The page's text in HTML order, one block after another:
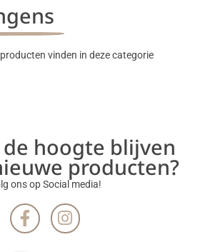
vinden in deze categorie
hoogte blijven
producten?
ons op Social media!